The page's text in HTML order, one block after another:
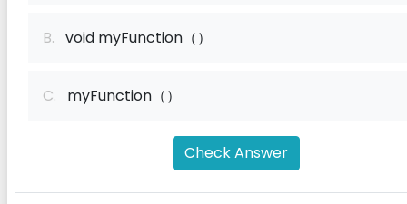
B. void myFunction（）
C. myFunction（）
Check Answer